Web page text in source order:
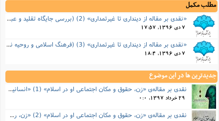
مطلب مکمل
«نقدی بر مقاله از دینداری تا غیرتمداری» (2) (بررسی جایگاه تقلید و عبادات مسلمین)
7 دی 1396, 17:57
«نقدی بر مقاله از دینداری تا غیرتمداری» (3) (فرهنگ اسلامی و روحیه نقد پذیری)
7 دی 1396, 18:4
جدیدترین ها در این موضوع
نقدی بر مقاله‌ی «زن، حقوق و مکان اجتماعی او در اسلام» (1) «انسانیت، ارزش و ایمان زن از نگاه اسلام»
29 خرداد 1397, 0:0
نقدی بر مقاله‌ی «زن، حقوق و مکان اجتماعی او در اسلام» (2) «زن، رشدپذیری، عفاف»